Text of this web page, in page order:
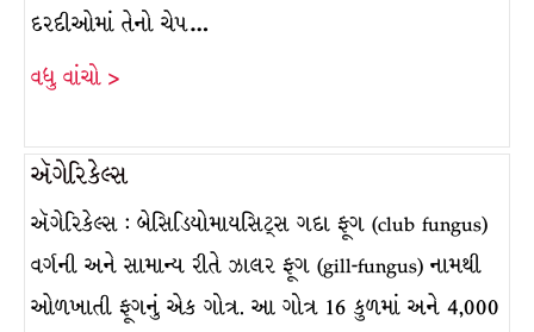
દરદીઓમાં તેનો ચેપ…
વધુ વાંચો >
ઍગેરિકેલ્સ
ઍગેરિકેલ્સ : બેસિડિયોમાયસિટ્સ ગદા ફૂગ (club fungus)
વર્ગની અને સામાન્ય રીતે ઝાલર ફૂગ (gill-fungus) નામથી
ઓળખાતી ફૂગનું એક ગોત્ર. આ ગોત્ર 16 કુળમાં અને 4,000